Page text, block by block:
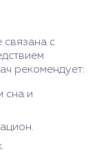
с
рекомендует:
сна и